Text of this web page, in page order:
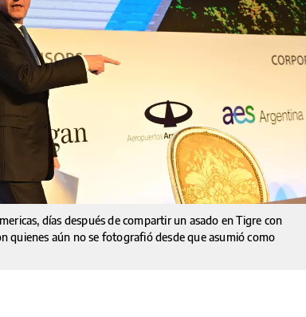
días después de compartir un asado en Tigre con
quienes aún no se fotografió desde que asumió como